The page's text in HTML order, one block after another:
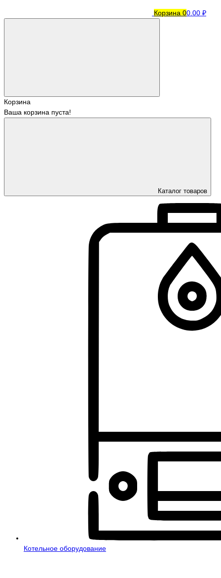
Корзина 00.00 ₽
Корзина
Ваша корзина пуста!
Каталог товаров
Котельное оборудование